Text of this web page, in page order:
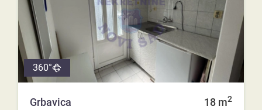
360°
Grbavica 18 m2